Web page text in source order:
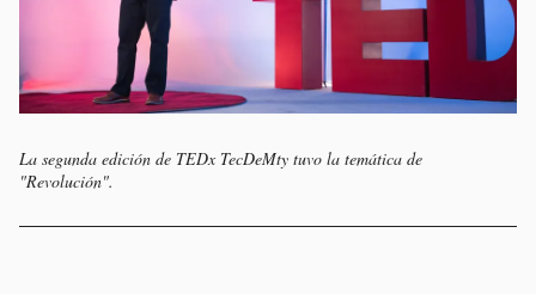
La segunda edición de TEDx TecDeMty tuvo la temática de
"Revolución".